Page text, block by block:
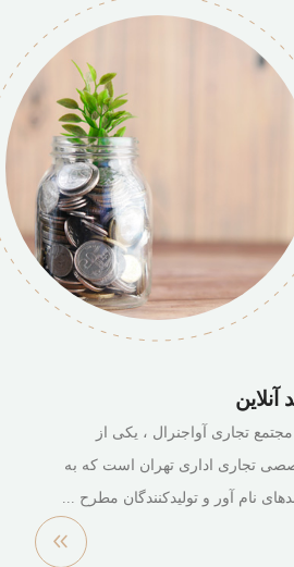
تجاری آواجنرال ، یکی از
تجاری اداری تهران است که به
نام آور و تولیدکنندگان مطرح ...